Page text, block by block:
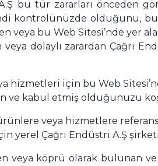
A.Ş bu tür zararları önceden
kontrolünüzde olduğunu,
bu Web Sitesi’nde yer
dolaylı zarardan Çağrı
hizmetleri için bu Web
ve kabul etmiş olduğunuzu
veya hizmetlere
Çağrı Endüstri A.Ş
veya köprü olarak bulunan